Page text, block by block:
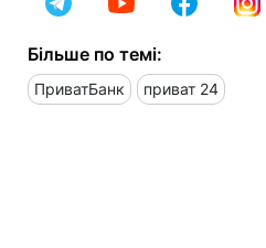
Більше по темі:
ПриватБанк приват 24